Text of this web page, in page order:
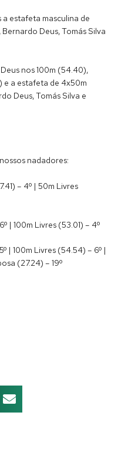
estafeta masculina de
Deus, Tomás Silva
nos 100m (54.40),
e a estafeta de 4x50m
Deus, Tomás Silva e
nadadores:
– 4º | 50m Livres
| 100m Livres (53.01) – 4º
| 100m Livres (54.54) – 6º |
(27.24) – 19º